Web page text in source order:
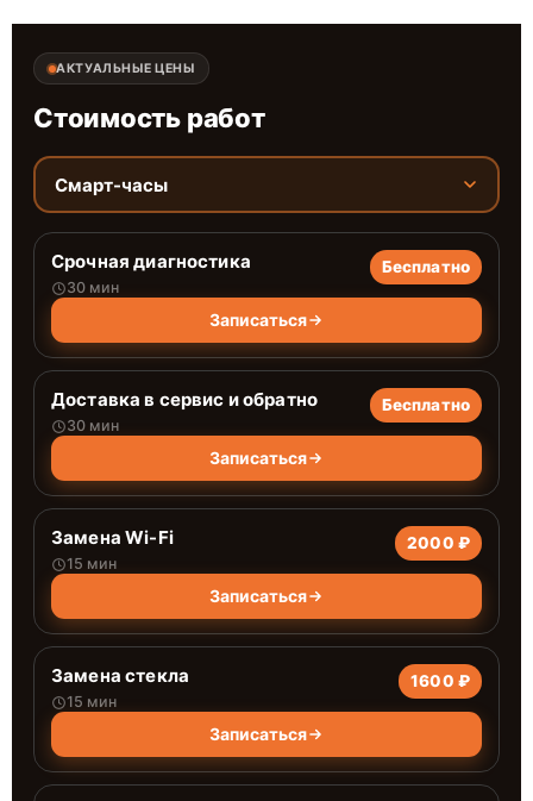
АКТУАЛЬНЫЕ ЦЕНЫ
Стоимость работ
Смарт-часы
Срочная диагностика
30 мин
Бесплатно
Записаться
Доставка в сервис и обратно
30 мин
Бесплатно
Записаться
Замена Wi-Fi
15 мин
2000 ₽
Записаться
Замена стекла
15 мин
1600 ₽
Записаться